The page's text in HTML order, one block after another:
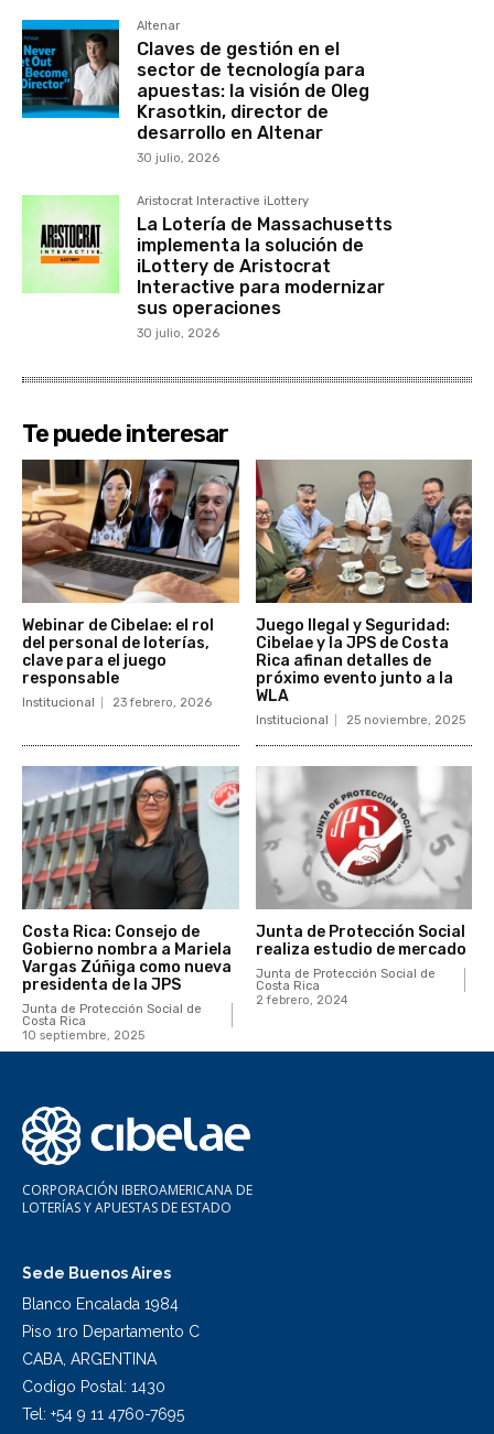
Altenar
Claves de gestión en el
sector de tecnología para
apuestas: la visión de Oleg
Krasotkin, director de
desarrollo en Altenar
30 julio, 2026
Aristocrat Interactive iLottery
La Lotería de Massachusetts
implementa la solución de
iLottery de Aristocrat
Interactive para modernizar
sus operaciones
30 julio, 2026
Te puede interesar
Webinar de Cibelae: el rol
del personal de loterías,
clave para el juego
responsable
Institucional 23 febrero, 2026
Juego Ilegal y Seguridad:
Cibelae y la JPS de Costa
Rica afinan detalles de
próximo evento junto a la
WLA
Institucional 25 noviembre, 2025
Costa Rica: Consejo de
Gobierno nombra a Mariela
Vargas Zúñiga como nueva
presidenta de la JPS
Junta de Protección Social de
Costa Rica
10 septiembre, 2025
Junta de Protección Social
realiza estudio de mercado
Junta de Protección Social de
Costa Rica
2 febrero, 2024
CORPORACIÓN IBEROAMERICANA DE
LOTERÍAS Y APUESTAS DE ESTADO
Sede Buenos Aires
Blanco Encalada 1984
Piso 1ro Departamento C
CABA, ARGENTINA
Codigo Postal: 1430
Tel: +54 9 11 4760-7695